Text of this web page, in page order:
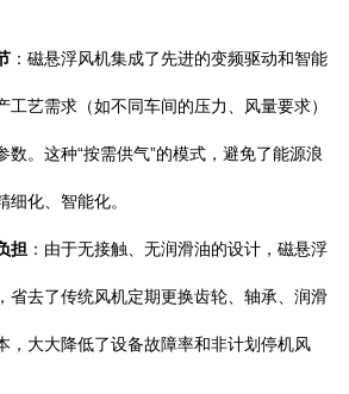
：磁悬浮风机集成了先进的变频驱动和智能
工艺需求（如不同车间的压力、风量要求）
数。这种“按需供气”的模式，避免了能源浪
化、智能化。
担 ：由于无接触、无润滑油的设计，磁悬浮
省去了传统风机定期更换齿轮、轴承、润滑
，大大降低了设备故障率和非计划停机风